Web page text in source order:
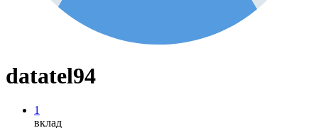
datatel94
1
вклад